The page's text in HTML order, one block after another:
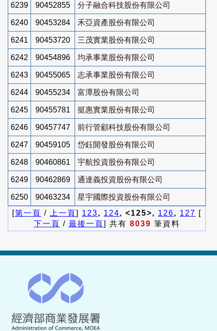
6239 90452855 分子融合科技股份有限公司
6240 90453284 禾亞資產股份有限公司
6241 90453720 三茂實業股份有限公司
6242 90454896 均承事業股份有限公司
6243 90455065 志承事業股份有限公司
6244 90455234 富潭股份有限公司
6245 90455781 挺惠實業股份有限公司
6246 90457747 前行管顧科技股份有限公司
6247 90459105 岱鈺開發股份有限公司
6248 90460861 宇航投資股份有限公司
6249 90462869 通達義投資股份有限公司
6250 90463234
星宇國際投資股份有限公司
[第一頁 / 上一頁] 123, 124, <125>, 126, 127 [
下一頁 / 最後一頁] 共有 8039 筆資料